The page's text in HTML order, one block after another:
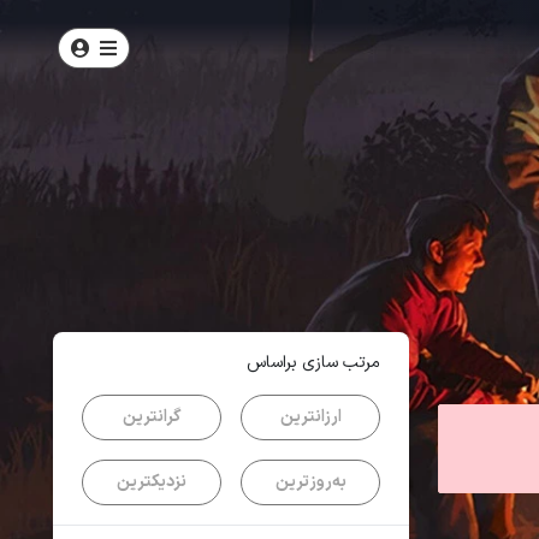
مرتب سازی براساس
ارزانترین گرانترین
به‌روزترین نزدیکترین